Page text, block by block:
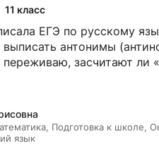
11 класс
ЕГЭ по русскому
антонимы
засчитают ли
Подготовка к школе,
язык